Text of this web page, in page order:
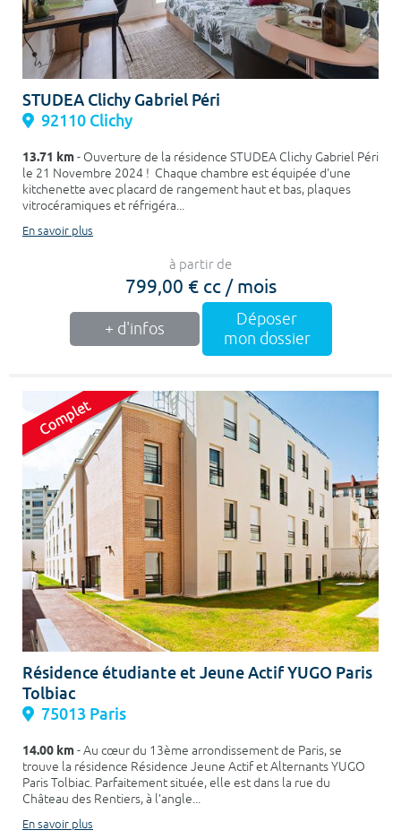
STUDEA Clichy Gabriel Péri
92110 Clichy
13.71 km- Ouverture de la résidence STUDEA Clichy Gabriel Péri
le 21 Novembre 2024 ! Chaque chambre est équipée d'une
kitchenette avec placard de rangement haut et bas, plaques
vitrocéramiques et réfrigéra...
En savoir plus
à partir de
799,00 € cc / mois
+ d'infos
Déposer
mon dossier
Résidence étudiante et Jeune Actif YUGO Paris
Tolbiac
75013 Paris
14.00 km- Au cœur du 13ème arrondissement de Paris, se
trouve la résidence Résidence Jeune Actif et Alternants YUGO
Paris Tolbiac. Parfaitement située, elle est dans la rue du
Château des Rentiers, à l’angle...
En savoir plus